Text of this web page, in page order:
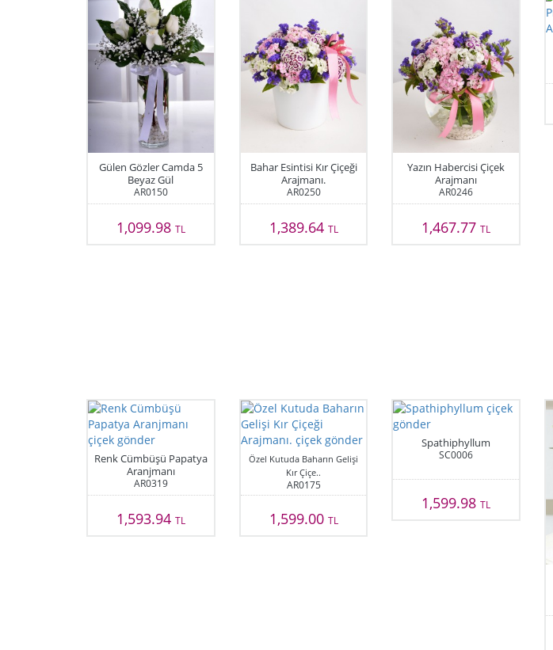
Gülen Gözler Camda 5
Beyaz Gül
AR0150
1,099.98 TL
Bahar Esintisi Kır Çiçeği
Arajmanı.
AR0250
1,389.64 TL
Yazın Habercisi Çiçek
Arajmanı
AR0246
1,467.77TL
Renk Cümbüşü Papatya
Aranjmanı
AR0319
1,593.94 TL
Özel Kutuda Baharın Gelişi
Kır Çiçe..
AR0175
1,599.00 TL
Spathiphyllum
SC0006
1,599.98TL